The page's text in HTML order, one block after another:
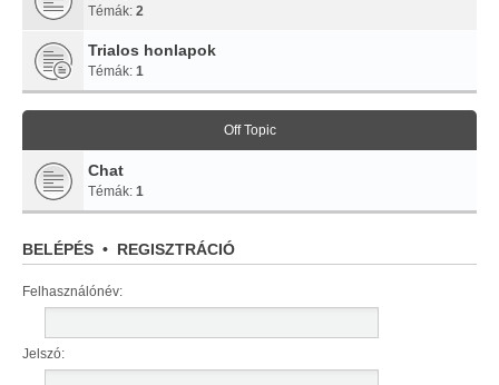
Témák: 2
Trialos honlapok
Témák: 1
Off Topic
Chat
Témák: 1
BELÉPÉS • REGISZTRÁCIÓ
Felhasználónév:
Jelszó: